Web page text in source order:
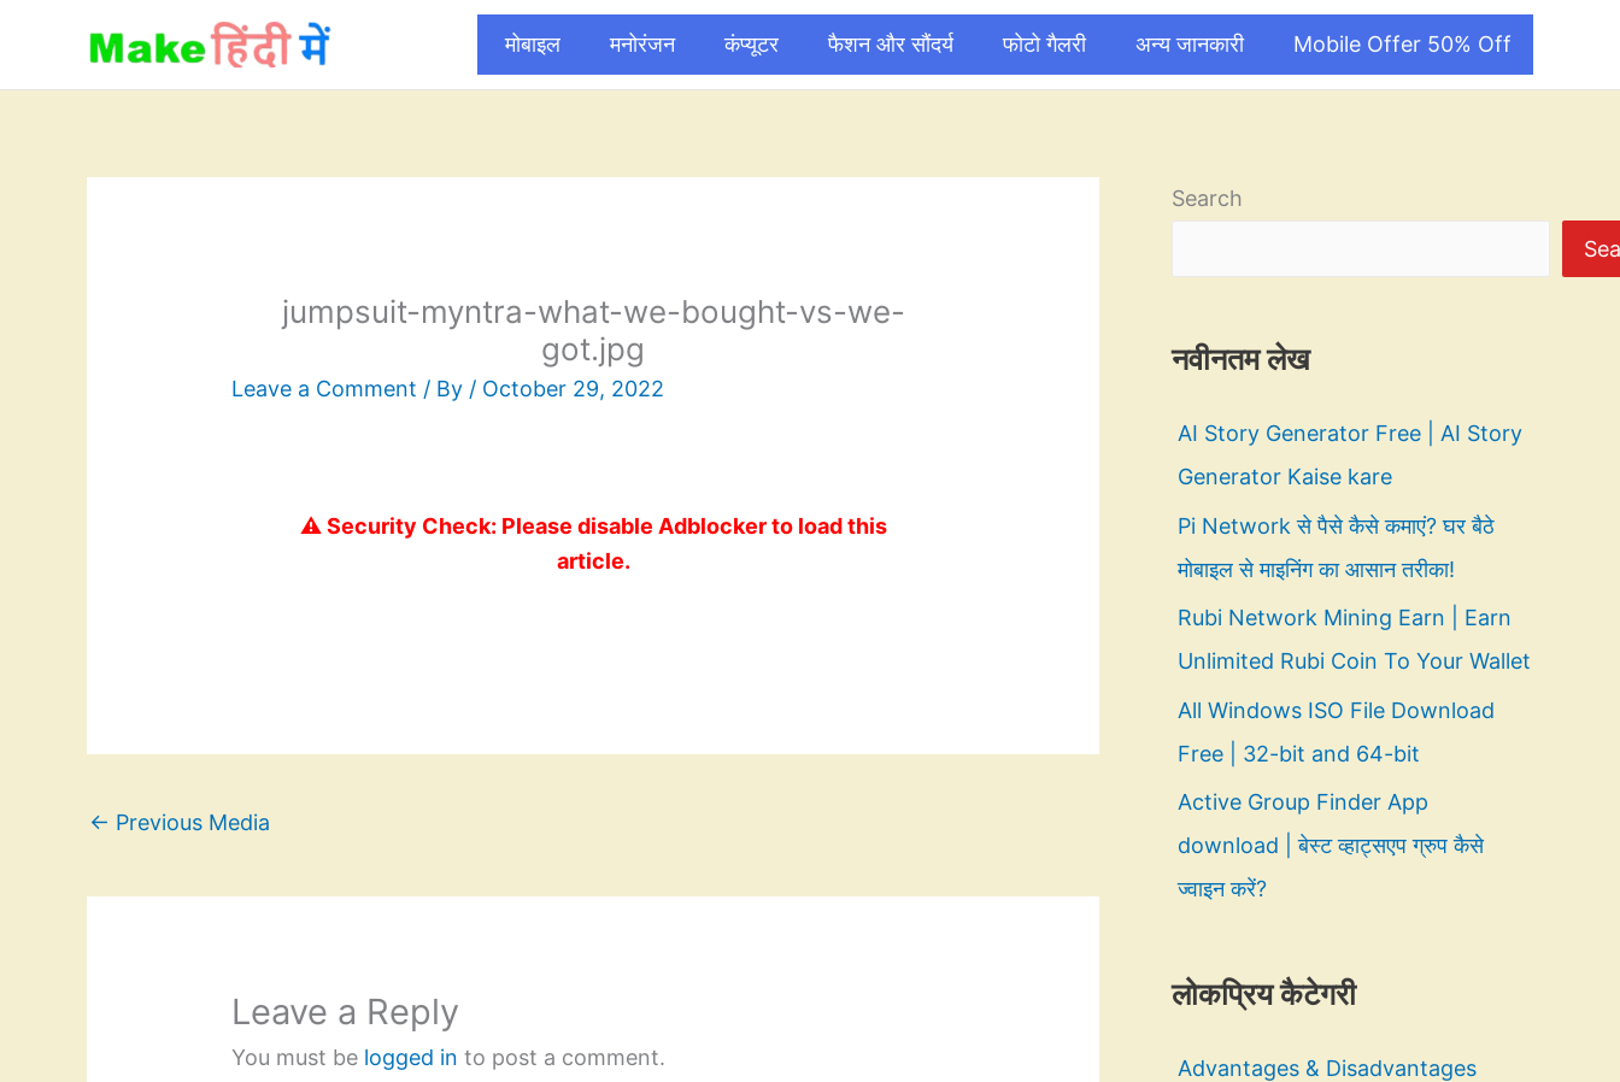
content
मोबाइल मनोरंजन कंप्यूटर फैशन और सौंदर्य फोटो गैलरी अन्य जानकारी Mobile Offer 50% Off
jumpsuit-myntra-what-we-bought-vs-we-
got.jpg
Leave a Comment / By / October 29, 2022
⚠️ Security Check: Please disable Adblocker to load this
article.
← Previous Media
Leave a Reply
You must be logged in to post a comment.
Search
नवीनतम लेख
AI Story Generator Free | AI Story
Generator Kaise kare
Pi Network से पैसे कैसे कमाएं? घर बैठे
मोबाइल से माइनिंग का आसान तरीका!
Rubi Network Mining Earn | Earn
Unlimited Rubi Coin To Your Wallet
All Windows ISO File Download
Free | 32-bit and 64-bit
Active Group Finder App
download | बेस्ट व्हाट्सएप ग्रुप कैसे
ज्वाइन करें?
लोकप्रिय कैटेगरी
Advantages & Disadvantages